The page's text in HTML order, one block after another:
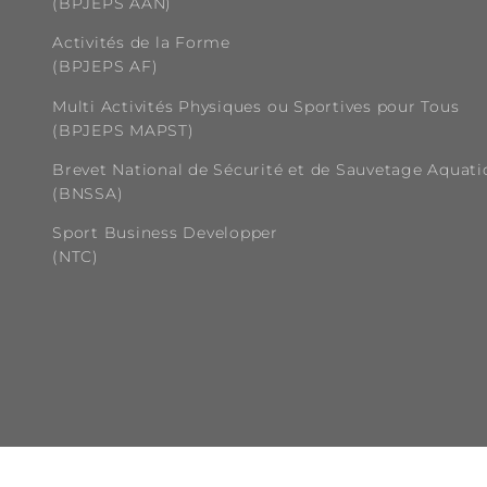
Activités de la Forme
(BPJEPS AF)
Multi Activités Physiques ou Sportives pour Tous
(BPJEPS MAPST)
Brevet National de Sécurité et de Sauvetage
(BNSSA)
Sport Business Developper
(NTC)